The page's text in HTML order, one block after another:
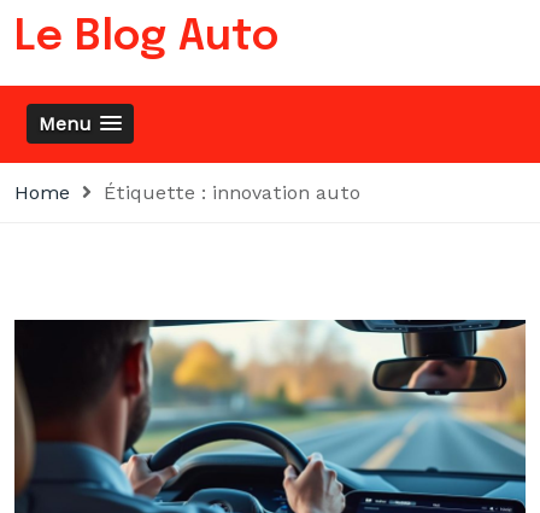
Skip
Le Blog Auto
Menu
Home Étiquette : innovation auto